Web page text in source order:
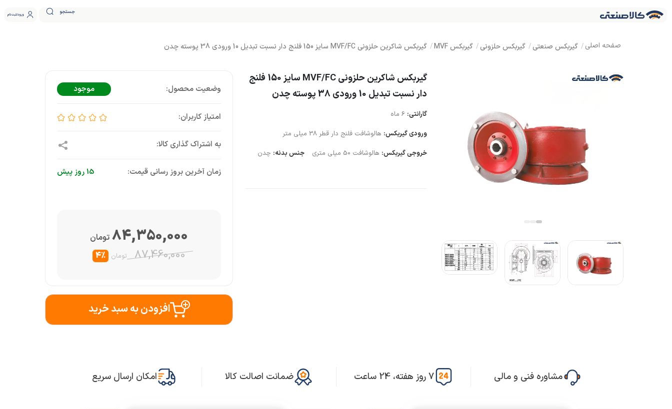
جستجو ورود ثبت نام
گیربکس صنعتی گیربکس حلزونی گیربکس MVF گیربکس شاکرین حلزونی MVF/FC سایز 150 فلنج دار نسبت تبدیل 10 ورودی 38 پوسته چدن
گیربکس شاکرین حلزونی MVF/FC سایز 150 فلنج
دار نسبت تبدیل 10 ورودی 38 پوسته چدن
گارانتی:
ورودی گیربکس: هالوشافت فلنج دار قطر 38 میلی متر
خروجی گیربکس: هالوشافت 50 میلی متری جنس بدنه: چدن
موجود
زمان آخرین بروز رسانی قیمت: 15 روز پیش
84,350,000 تومان
87,460,000 تومان 4%
افزودن به سبد خرید
مشاوره فنی و مالی 7 روز هفته، 24 ساعت ضمانت اصالت کالا امکان ارسال سریع